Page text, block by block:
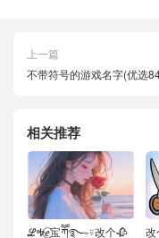
上一篇
不带符号的游戏名字(优选
相关推荐
ℒᎭℯ⃝宝ཀོོ࿐˶⍤改个🥀 改